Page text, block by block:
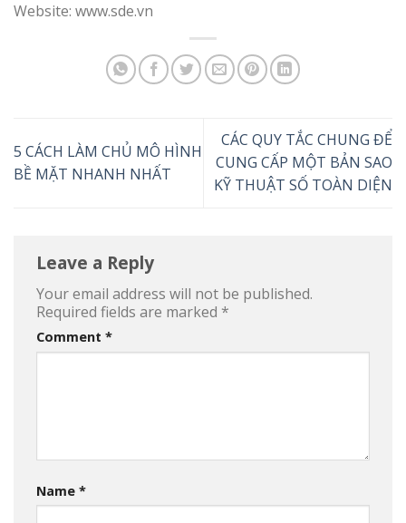
Website: www.sde.vn
5 CÁCH LÀM CHỦ MÔ HÌNH
BỀ MẶT NHANH NHẤT
CÁC QUY TẮC CHUNG ĐỂ
CUNG CẤP MỘT BẢN SAO
KỸ THUẬT SỐ TOÀN DIỆN
Leave a Reply
Your email address will not be published.
Required fields are marked *
Comment *
Name *